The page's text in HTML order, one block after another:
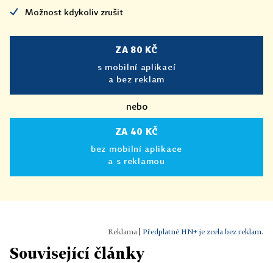
Možnost kdykoliv zrušit
ZA 80 KČ
s mobilní aplikací
a bez reklam
nebo
ZA 40 KČ
bez mobilní aplikace
a s reklamou
Předplatné HN+ je zcela bez reklam.
Související články